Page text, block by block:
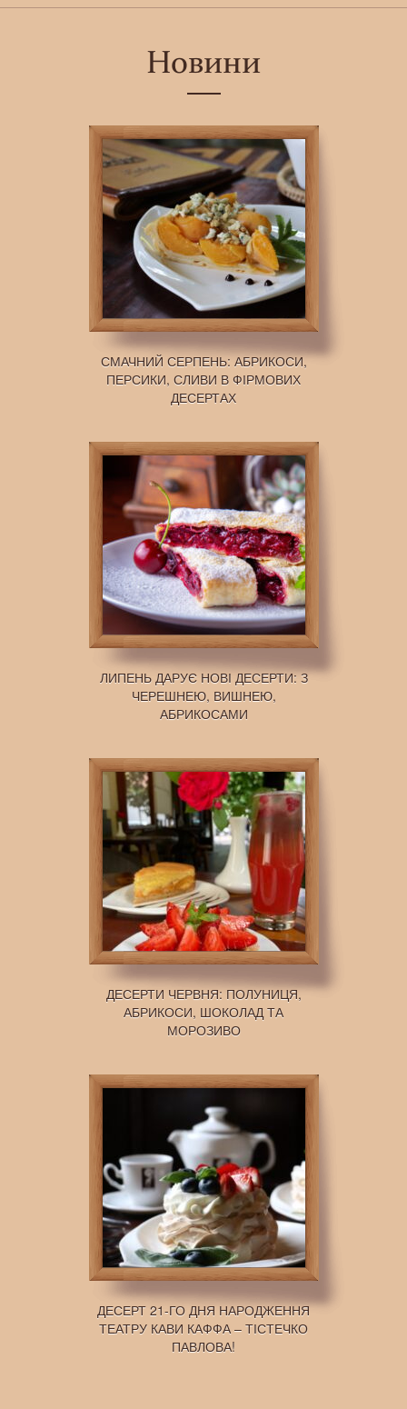
Новини
СМАЧНИЙ СЕРПЕНЬ: АБРИКОСИ,
ПЕРСИКИ, СЛИВИ В ФІРМОВИХ
ДЕСЕРТАХ
ЛИПЕНЬ ДАРУЄ НОВІ ДЕСЕРТИ: З
ЧЕРЕШНЕЮ, ВИШНЕЮ,
АБРИКОСАМИ
ДЕСЕРТИ ЧЕРВНЯ: ПОЛУНИЦЯ,
АБРИКОСИ, ШОКОЛАД ТА
МОРОЗИВО
ДЕСЕРТ 21-ГО ДНЯ НАРОДЖЕННЯ
ТЕАТРУ КАВИ КАФФА – ТІСТЕЧКО
ПАВЛОВА!